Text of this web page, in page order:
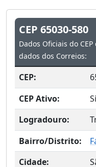
CEP 65030-580
Dados Oficiais do
dados dos Correios:
CEP:
CEP Ativo:
Logradouro:
Bairro/Distrito:
Cidade: